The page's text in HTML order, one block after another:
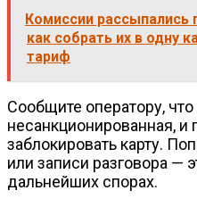
Комиссии рассыпались
как собрать их в одну
тариф
Сообщите оператору,
несанкционированная,
заблокировать карту.
или записи разговора —
дальнейших спорах.